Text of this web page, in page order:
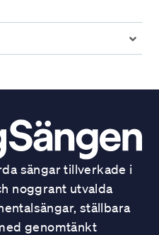
sängar tillverkade i
noggrant utvalda
ställbara
genomtänkt